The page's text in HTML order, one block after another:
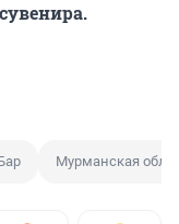
Мурманская